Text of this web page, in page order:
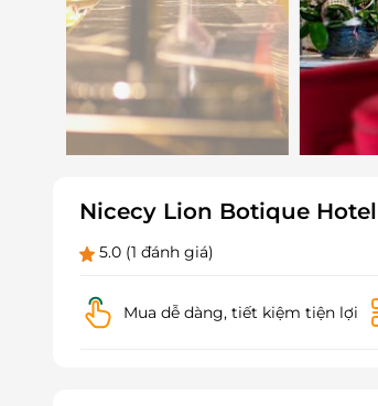
Nicecy Lion Botique
5.0 (1 đánh giá)
Mua dễ dàng, tiết kiệm tiện lợi